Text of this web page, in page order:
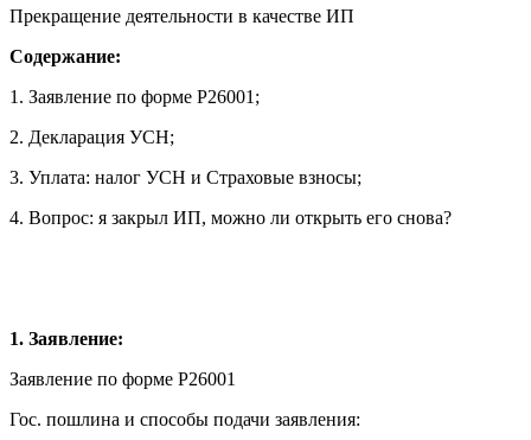
Прекращение деятельности в качестве ИП
Содержание:
1. Заявление по форме Р26001;
2. Декларация УСН;
3. Уплата: налог УСН и Страховые взносы;
4. Вопрос: я закрыл ИП, можно ли открыть его снова?
1. Заявление:
Заявление по форме Р26001
Гос. пошлина и способы подачи заявления: